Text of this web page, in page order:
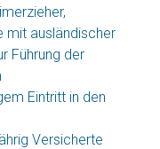
mit ausländischer
Führung der
Eintritt in den
Versicherte